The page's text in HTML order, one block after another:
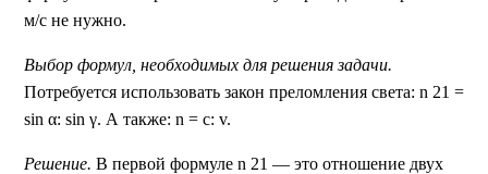
м/с не нужно.
Выбор формул, необходимых для решения задачи.
Потребуется использовать закон преломления света: n 21 =
sin α: sin γ. А также: n = с: v.
Решение. В первой формуле n 21 — это отношение двух